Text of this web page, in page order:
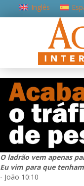
Inglês
O ladrão vem apenas
Eu vim para que
- João 10:10